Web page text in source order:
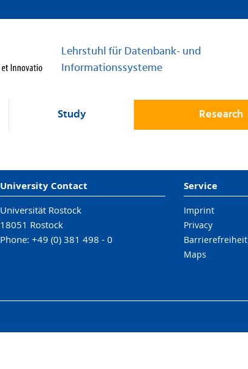
Lehrstuhl für Datenbank- und
Informationssysteme
Study Research
University Contact
Universität Rostock
18051 Rostock
Phone: +49 (0) 381 498 - 0
Service
Imprint
Privacy
Barrierefreiheit
Maps